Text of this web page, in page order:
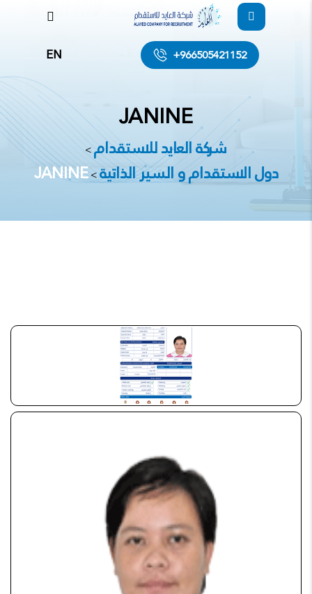
+966505421152
EN
JANINE
شركة العايد للاستقدام>
دول الاستقدام و السير الذاتية>
JANINE